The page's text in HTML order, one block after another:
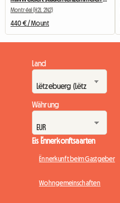
Montréal (H2L 2N2)
440 € / Mount
Land
Währung
Eis Ënnerkonftsaarten
Ënnerkunft beim Gastgeber
Wohngemeinschaften